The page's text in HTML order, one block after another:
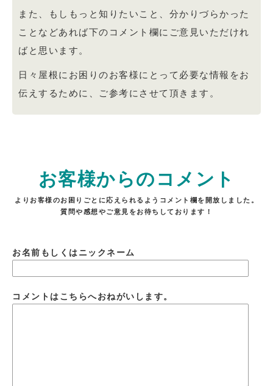
また、もしもっと知りたいこと、分かりづらかった
ことなどあれば下のコメント欄にご意見いただけれ
ばと思います。
日々屋根にお困りのお客様にとって必要な情報をお
伝えするために、ご参考にさせて頂きます。
お客様からのコメント
よりお客様のお困りごとに応えられるようコメント欄を開放しました。
質問や感想やご意見をお待ちしております！
お名前もしくはニックネーム
コメントはこちらへおねがいします。